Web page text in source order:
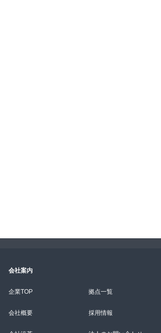
会社案内
企業TOP
会社概要
拠点一覧
採用情報